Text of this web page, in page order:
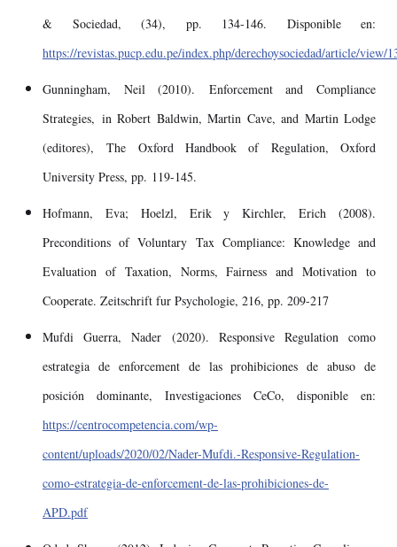
& Sociedad, (34), pp. 134-146. Disponible en:
https://revistas.pucp.edu.pe/index.php/derechoysociedad/article/view/
Gunningham, Neil (2010). Enforcement and Compliance
Strategies, in Robert Baldwin, Martin Cave, and Martin Lodge
(editores), The Oxford Handbook of Regulation, Oxford
University Press, pp. 119-145.
Hofmann, Eva; Hoelzl, Erik y Kirchler, Erich (2008).
Preconditions of Voluntary Tax Compliance: Knowledge and
Evaluation of Taxation, Norms, Fairness and Motivation to
Cooperate. Zeitschrift fur Psychologie, 216, pp. 209-217
Mufdi Guerra, Nader (2020). Responsive Regulation como
estrategia de enforcement de las prohibiciones de abuso de
posición dominante, Investigaciones CeCo, disponible en:
https://centrocompetencia.com/wp-
content/uploads/2020/02/Nader-Mufdi.-Responsive-Regulation-
como-estrategia-de-enforcement-de-las-prohibiciones-de-
APD.pdf